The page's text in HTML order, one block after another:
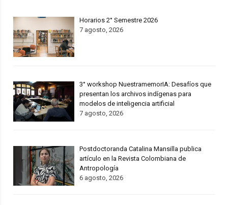
Horarios 2° Semestre 2026
7 agosto, 2026
3° workshop NuestramemorIA: Desafíos que
presentan los archivos indígenas para
modelos de inteligencia artificial
7 agosto, 2026
Postdoctoranda Catalina Mansilla publica
artículo en la Revista Colombiana de
Antropología
6 agosto, 2026